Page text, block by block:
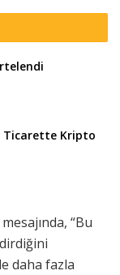
Ticarette Kripto
“Bu
daha fazla